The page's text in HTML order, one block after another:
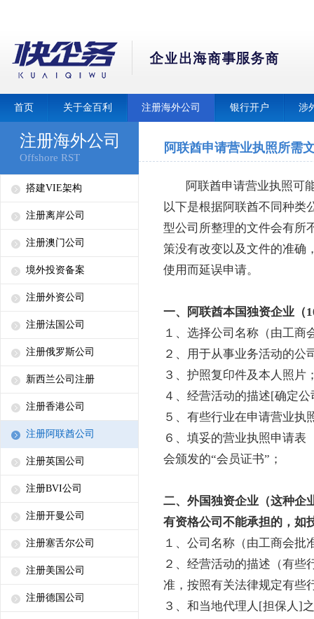
首页 关于金百利 注册海外公司 银行开户 涉
注册海外公司
Offshore RST
搭建VIE架构
注册离岸公司
注册澳门公司
境外投资备案
注册外资公司
注册法国公司
注册俄罗斯公司
新西兰公司注册
注册香港公司
注册阿联酋公司
注册英国公司
注册BVI公司
注册开曼公司
注册塞舌尔公司
注册美国公司
注册德国公司
阿联酋申请营业执照所需
阿联酋申请营业执照可能
以下是根据阿联酋不同种类
型公司所整理的文件会有所
策没有改变以及文件的准确
使用而延误申请。
一、阿联酋本国独资企业（
１、选择公司名称（由工商
２、用于从事业务活动的公
３、护照复印件及本人照片
４、经营活动的描述[确定
５、有些行业在申请营业执
６、填妥的营业执照申请表
会颁发的“会员证书”；
二、外国独资企业（这种企
有资格公司不能承担的，如
１、公司名称（由工商会批
２、经营活动的描述（有些
准，按照有关法律规定有些
３、和当地代理人[担保人]